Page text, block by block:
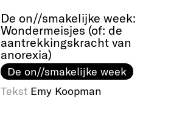
De on//smakelijke week:
Wondermeisjes (of: de
aantrekkingskracht van
anorexia)
De on//smakelijke week
Tekst Emy Koopman